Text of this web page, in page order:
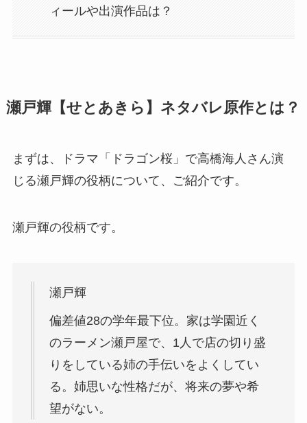
ィールや出演作品は？
瀬戸輝【せとあきら】ネタバレ原作とは？
まずは、ドラマ「ドラゴン桜」で高橋海人さん演
じる瀬戸輝の役柄について、ご紹介です。
瀬戸輝の役柄です。
瀬戸輝
偏差値28の学年最下位。家は学園近く
のラーメン瀬戸屋で、1人で店の切り盛
りをしている姉の手伝いをよくしてい
る。姉思いな性格だが、将来の夢や希
望がない。